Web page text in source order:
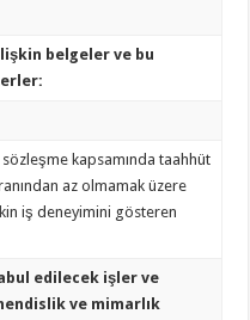
belgeler ve bu
kapsamında taahhüt
az olmamak üzere
iş deneyimini gösteren
edilecek işler ve
ve mimarlık